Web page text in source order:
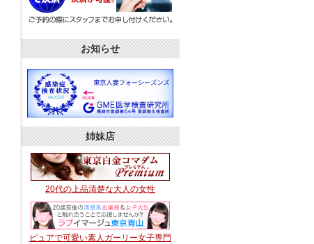
お知らせ
姉妹店
20代の上品清楚な大人の女性
ピュアで可愛い素人ガーリー女子専門